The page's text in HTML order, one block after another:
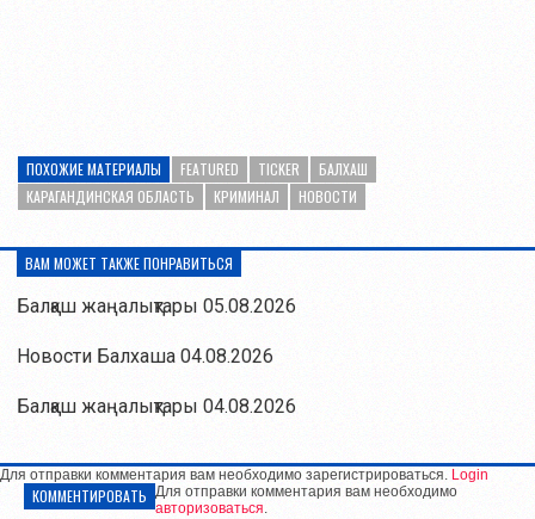
ПОХОЖИЕ МАТЕРИАЛЫ FEATURED TICKER
БАЛХАШ
КАРАГАНДИНСКАЯ ОБЛАСТЬ
КРИМИНАЛ НОВОСТИ
ВАМ МОЖЕТ ТАКЖЕ ПОНРАВИТЬСЯ
Балқаш жаңалықтары 05.08.2026
Новости Балхаша 04.08.2026
Балқаш жаңалықтары 04.08.2026
Для отправки комментария вам необходимо зарегистрироваться. Login
КОММЕНТИРОВАТЬ Для отправки комментария вам необходимо
авторизоваться.